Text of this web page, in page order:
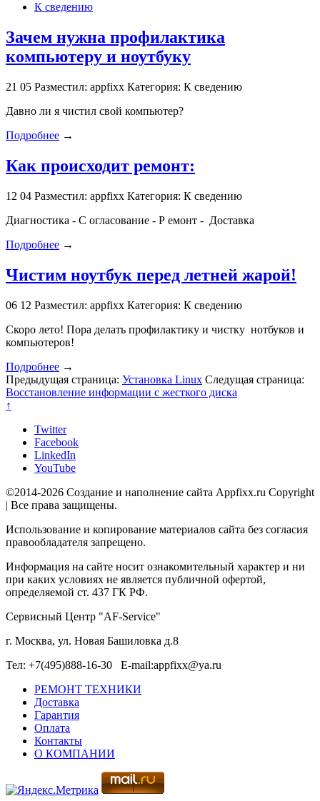
К сведению
Зачем нужна профилактика
компьютеру и ноутбуку
21 05 Разместил: appfixx Категория: К сведению
Давно ли я чистил свой компьютер?
Подробнее →
Как происходит ремонт:
12 04 Разместил: appfixx Категория: К сведению
Диагностика - С огласование - Р емонт - Доставка
Подробнее →
Чистим ноутбук перед летней жарой!
06 12 Разместил: appfixx Категория: К сведению
Скоро лето! Пора делать профилактику и чистку нотбуков и
компьютеров!
Подробнее →
Предыдущая страница: Установка Linux Следущая страница:
Восстановление информации с жесткого диска
↑
Twitter
Facebook
LinkedIn
YouTube
©2014-2026 Создание и наполнение сайта Appfixx.ru Copyright
| Все права защищены.
Использование и копирование материалов сайта без согласия
правообладателя запрещено.
Информация на сайте носит ознакомительный характер и ни
при каких условиях не является публичной офертой,
определяемой ст. 437 ГК РФ.
Сервисный Центр "AF-Service"
г. Москва, ул. Новая Башиловка д.8
Тел: +7(495)888-16-30 E-mail:appfixx@ya.ru
РЕМОНТ ТЕХНИКИ
Доставка
Гарантия
Оплата
Контакты
О КОМПАНИИ